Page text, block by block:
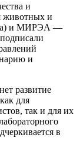
и
животных и
и МИРЭА —
и
развитие
для
так и для их
в